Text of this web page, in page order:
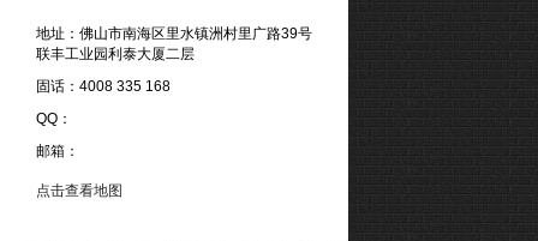
地址：佛山市南海区里水镇洲村里广路39号
联丰工业园利泰大厦二层
固话：4008 335 168
QQ：
邮箱：
点击查看地图